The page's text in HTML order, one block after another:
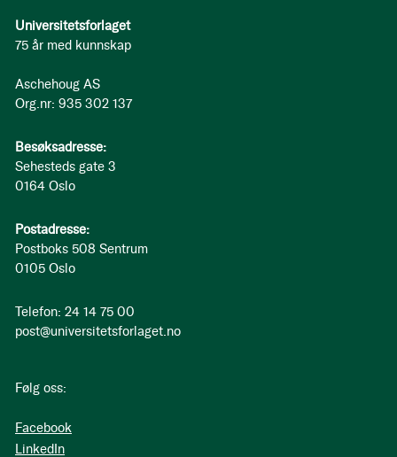
Universitetsforlaget
75 år med kunnskap
Aschehoug AS
Org.nr: 935 302 137
Besøksadresse:
Sehesteds gate 3
0164 Oslo
Postadresse:
Postboks 508 Sentrum
0105 Oslo
Telefon: 24 14 75 00
post@universitetsforlaget.no
Følg oss:
Facebook
LinkedIn